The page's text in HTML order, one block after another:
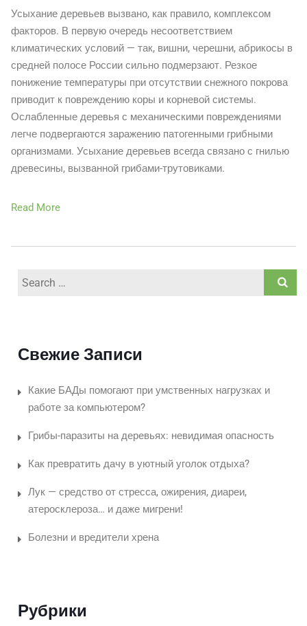
Усыхание деревьев вызвано, как правило, комплексом
факторов. В первую очередь несоответствием
климатических условий — так, вишни, черешни, абрикосы в
средней полосе России сильно подмерзают. Резкое
понижение температуры при отсутствии снежного покрова
приводит к повреждению коры и корневой системы.
Ослабленные деревья с механическими повреждениями
легче подвергаются заражению патогенными грибными
организмами. Усыхание деревьев всегда связано с гнилью
древесины, вызванной грибами-трутовиками.
Read More
Search
Свежие Записи
Какие БАДы помогают при умственных нагрузках и
работе за компьютером?
Грибы-паразиты на деревьях: невидимая опасность
Как превратить дачу в уютный уголок отдыха?
Лук — средство от стресса, ожирения, диареи,
атеросклероза… и даже мигрени!
Болезни и вредители хрена
Рубрики